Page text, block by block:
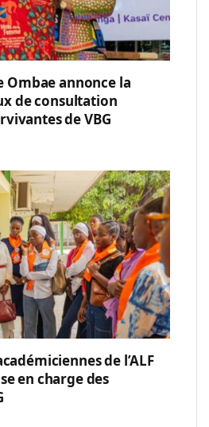
Ombae annonce la
de consultation
de VBG
de l’ALF
en charge des